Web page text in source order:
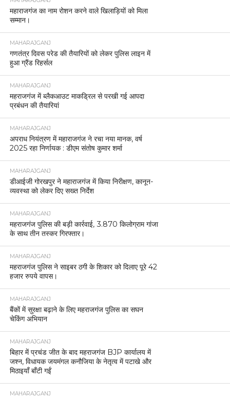
महाराजगंज का नाम रोशन करने वाले खिलाड़ियों को मिला
सम्मान।
MAHARAJGANJ
गणतंत्र दिवस परेड की तैयारियों को लेकर पुलिस लाइन में
हुआ ग्रैंड रिहर्सल
MAHARAJGANJ
महराजगंज में ब्लैकआउट माकड्रिल से परखी गई आपदा
प्रबंधन की तैयारियां
MAHARAJGANJ
अपराध नियंत्रण में महाराजगंज ने रचा नया मानक, वर्ष
2025 रहा निर्णायक : डीएम संतोष कुमार शर्मा
MAHARAJGANJ
डीआईजी गोरखपुर ने महाराजगंज में किया निरीक्षण, कानून-
व्यवस्था को लेकर दिए सख्त निर्देश
MAHARAJGANJ
महराजगंज पुलिस की बड़ी कार्रवाई, 3.870 किलोग्राम गांजा
के साथ तीन तस्कर गिरफ्तार।
MAHARAJGANJ
महराजगंज पुलिस ने साइबर ठगी के शिकार को दिलाए पूरे 42
हजार रुपये वापस।
MAHARAJGANJ
बैंकों में सुरक्षा बढ़ाने के लिए महराजगंज पुलिस का सघन
चेकिंग अभियान
MAHARAJGANJ
बिहार में प्रचंड जीत के बाद महराजगंज BJP कार्यालय में
जश्न, विधायक जयमंगल कनौजिया के नेतृत्व में पटाखे और
मिठाइयाँ बाँटी गईं
MAHARAJGANJ